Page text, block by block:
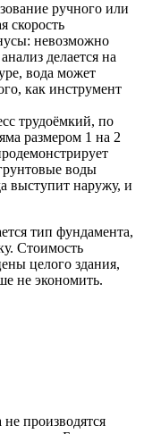
ручного или
скорость
невозможно
делается на
вода может
как инструмент
трудоёмкий, по
размером 1 на 2
воды
выступит наружу, и
тип фундамента,
Стоимость
целого здания,
не экономить.
производятся